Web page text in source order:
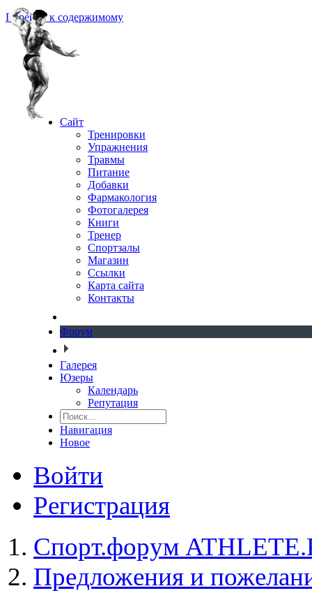
Перейти к содержимому
Сайт
Тренировки
Упражнения
Травмы
Питание
Добавки
Фармакология
Фотогалерея
Книги
Тренер
Спортзалы
Магазин
Ссылки
Карта сайта
Контакты
Форум
Галерея
Юзеры
Календарь
Репутация
Навигация
Новое
Войти
Регистрация
Спорт.форум
Предложения и